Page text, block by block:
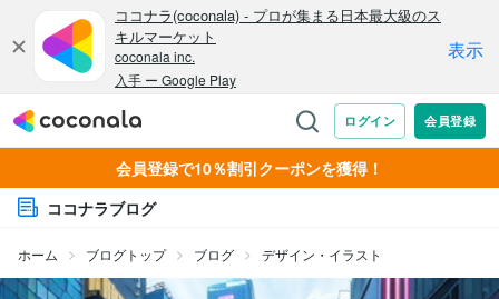
会員登録で10％割引クーポンを獲得！
ココナラブログ
ホーム ブログトップ ブログ デザイン・イラスト